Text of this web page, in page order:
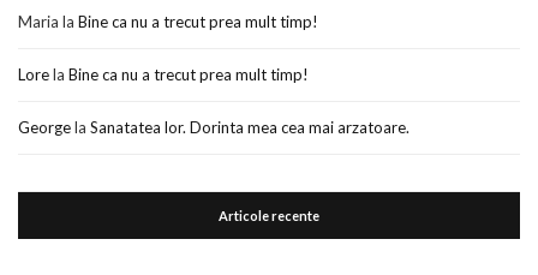
Maria la Bine ca nu a trecut prea mult timp!
Lorela Bine ca nu a trecut prea mult timp!
Georgela Sanatatea lor. Dorinta mea cea mai arzatoare.
Articole recente